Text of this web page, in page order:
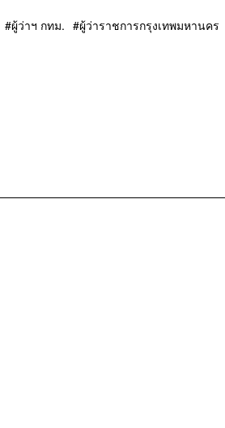
ผู้ว่าฯ กทม. ผู้ว่าราชการกรุงเทพมหานคร